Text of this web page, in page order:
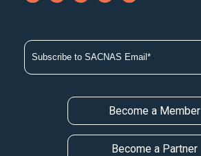
Become a Member
Become a Partner